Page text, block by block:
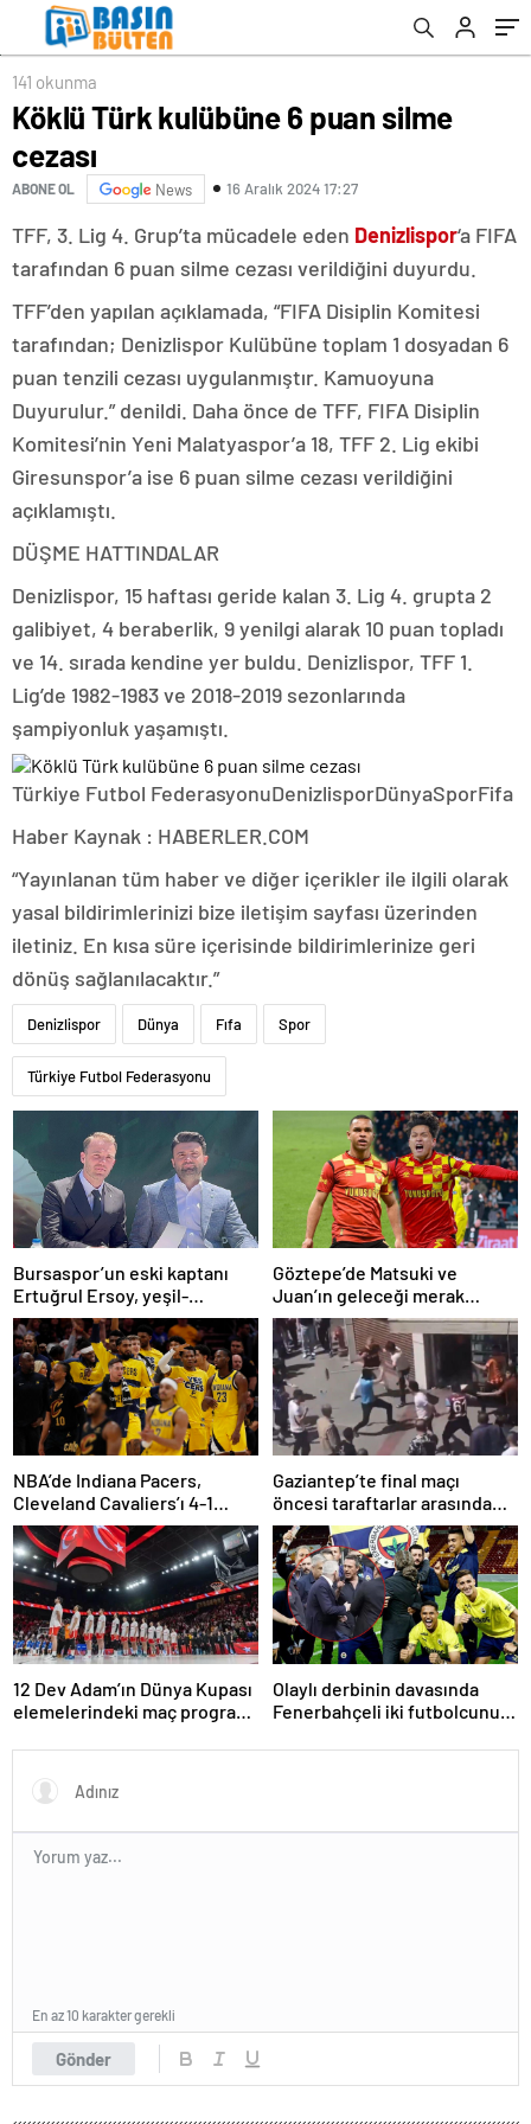
141 okunma
Köklü Türk kulübüne 6 puan silme
cezası
ABONE OL News 16 Aralık 2024 17:27
TFF, 3. Lig 4. Grup’ta mücadele eden Denizlispor‘a FIFA
tarafından 6 puan silme cezası verildiğini duyurdu.
TFF’den yapılan açıklamada, “FIFA Disiplin Komitesi
tarafından; Denizlispor Kulübüne toplam 1 dosyadan 6
puan tenzili cezası uygulanmıştır. Kamuoyuna
Duyurulur.” denildi. Daha önce de TFF, FIFA Disiplin
Komitesi’nin Yeni Malatyaspor’a 18, TFF 2. Lig ekibi
Giresunspor’a ise 6 puan silme cezası verildiğini
açıklamıştı.
DÜŞME HATTINDALAR
Denizlispor, 15 haftası geride kalan 3. Lig 4. grupta 2
galibiyet, 4 beraberlik, 9 yenilgi alarak 10 puan topladı
ve 14. sırada kendine yer buldu. Denizlispor, TFF 1.
Lig’de 1982-1983 ve 2018-2019 sezonlarında
şampiyonluk yaşamıştı.
Türkiye Futbol FederasyonuDenizlisporDünyaSporFifa
Haber Kaynak : HABERLER.COM
“Yayınlanan tüm haber ve diğer içerikler ile ilgili olarak
yasal bildirimlerinizi bize iletişim sayfası üzerinden
iletiniz. En kısa süre içerisinde bildirimlerinize geri
dönüş sağlanılacaktır.”
Denizlispor Dünya Fıfa Spor
Türkiye Futbol Federasyonu
Bursaspor’un eski kaptanı
Ertuğrul Ersoy, yeşil-
beyazlılara geri döndü
Göztepe’de Matsuki ve
Juan’ın geleceği merak
konusu
NBA’de Indiana Pacers,
Cleveland Cavaliers’ı 4-1
yenerek konferans finaline
yükseldi
Gaziantep’te final maçı
öncesi taraftarlar arasında
tartışma çıktı
12 Dev Adam’ın Dünya Kupası
elemelerindeki maç programı
Olaylı derbinin davasında
Fenerbahçeli iki futbolcunun
Gönder
En az 10 karakter gerekli